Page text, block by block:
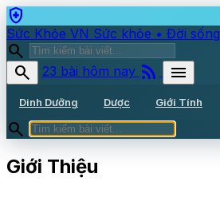
health_and_safety
Sức Khỏe VN Sức khỏe • Đời sống
search
search
23 bài hôm nay rss_feed menu
Dinh Dưỡng Dược Giới Tính
search
Giới Thiệu